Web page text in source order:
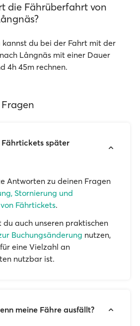
die Fährüberfahrt von
du bei der Fahrt mit der
Långnäs mit einer Dauer
4h 45m rechnen.
später
Antworten zu deinen Fragen
Stornierung und
Fährtickets.
du auch unseren praktischen
Buchungsänderung nutzen,
eine Vielzahl an
nutzbar ist.
meine Fähre ausfällt?